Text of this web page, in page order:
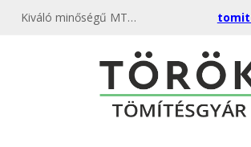
Kiváló minőségű MTZ olajszűrő tömítés karika ECO 1,0mm - A6501002 kedvező áron, egyenest a gyártótól, rendeld meg most és csatlakozz a több ezer elégedett vásárlóhoz.